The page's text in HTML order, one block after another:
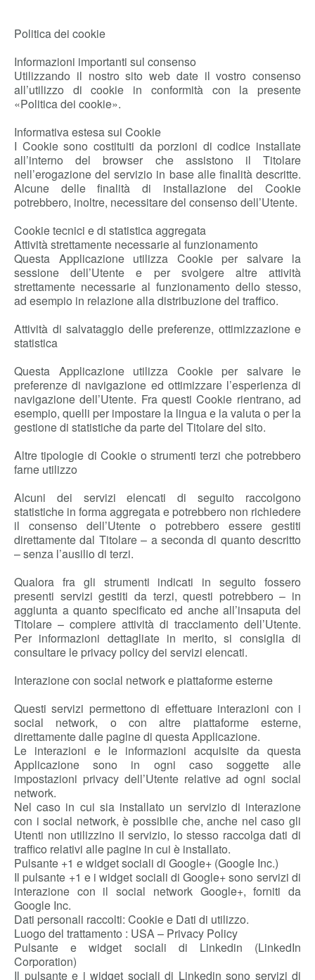
Politica dei cookie
Informazioni importanti sul consenso
Utilizzando il nostro sito web date il vostro consenso
all’utilizzo di cookie in conformità con la presente
«Politica dei cookie».
Informativa estesa sui Cookie
I Cookie sono costituiti da porzioni di codice installate
all’interno del browser che assistono il Titolare
nell’erogazione del servizio in base alle finalità descritte.
Alcune delle finalità di installazione dei Cookie
potrebbero, inoltre, necessitare del consenso dell’Utente.
Cookie tecnici e di statistica aggregata
Attività strettamente necessarie al funzionamento
Questa Applicazione utilizza Cookie per salvare la
sessione dell’Utente e per svolgere altre attività
strettamente necessarie al funzionamento dello stesso,
ad esempio in relazione alla distribuzione del traffico.
Attività di salvataggio delle preferenze, ottimizzazione e
statistica
Questa Applicazione utilizza Cookie per salvare le
preferenze di navigazione ed ottimizzare l’esperienza di
navigazione dell’Utente. Fra questi Cookie rientrano, ad
esempio, quelli per impostare la lingua e la valuta o per la
gestione di statistiche da parte del Titolare del sito.
Altre tipologie di Cookie o strumenti terzi che potrebbero
farne utilizzo
Alcuni dei servizi elencati di seguito raccolgono
statistiche in forma aggregata e potrebbero non richiedere
il consenso dell’Utente o potrebbero essere gestiti
direttamente dal Titolare – a seconda di quanto descritto
– senza l’ausilio di terzi.
Qualora fra gli strumenti indicati in seguito fossero
presenti servizi gestiti da terzi, questi potrebbero – in
aggiunta a quanto specificato ed anche all’insaputa del
Titolare – compiere attività di tracciamento dell’Utente.
Per informazioni dettagliate in merito, si consiglia di
consultare le privacy policy dei servizi elencati.
Interazione con social network e piattaforme esterne
Questi servizi permettono di effettuare interazioni con i
social network, o con altre piattaforme esterne,
direttamente dalle pagine di questa Applicazione.
Le interazioni e le informazioni acquisite da questa
Applicazione sono in ogni caso soggette alle
impostazioni privacy dell’Utente relative ad ogni social
network.
Nel caso in cui sia installato un servizio di interazione
con i social network, è possibile che, anche nel caso gli
Utenti non utilizzino il servizio, lo stesso raccolga dati di
traffico relativi alle pagine in cui è installato.
Pulsante +1 e widget sociali di Google+ (Google Inc.)
Il pulsante +1 e i widget sociali di Google+ sono servizi di
interazione con il social network Google+, forniti da
Google Inc.
Dati personali raccolti: Cookie e Dati di utilizzo.
Luogo del trattamento : USA – Privacy Policy
Pulsante e widget sociali di Linkedin (LinkedIn
Corporation)
Il pulsante e i widget sociali di Linkedin sono servizi di